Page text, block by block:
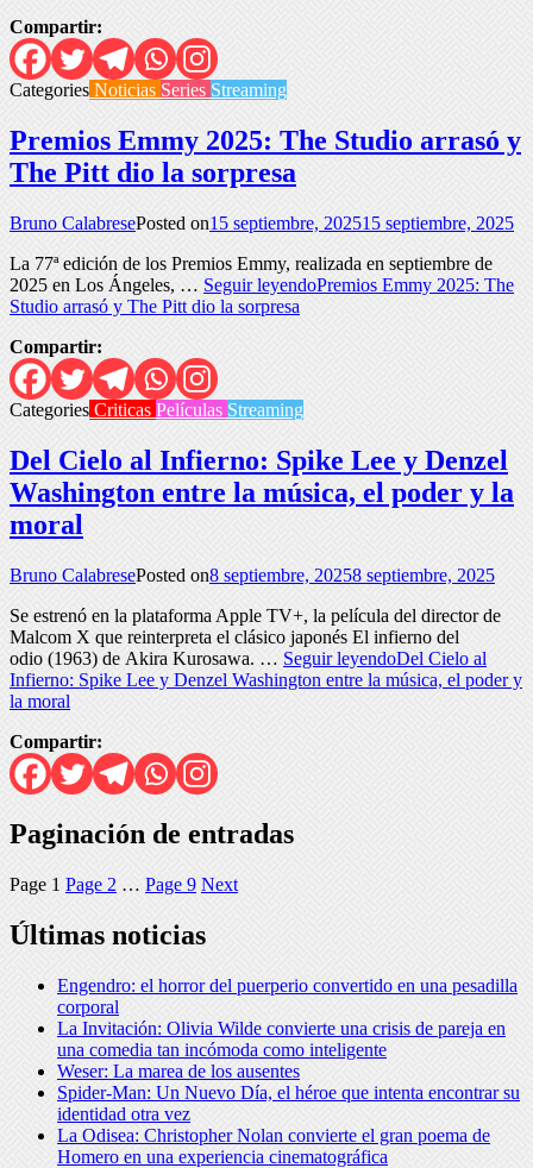
Compartir:
Categories Noticias Series Streaming
Premios Emmy 2025: The Studio arrasó y
The Pitt dio la sorpresa
Bruno CalabresePosted on15 septiembre, 202515 septiembre, 2025
La 77ª edición de los Premios Emmy, realizada en septiembre de
2025 en Los Ángeles, … Seguir leyendoPremios Emmy 2025: The
Studio arrasó y The Pitt dio la sorpresa
Compartir:
Categories Criticas Películas Streaming
Del Cielo al Infierno: Spike Lee y Denzel
Washington entre la música, el poder y la
moral
Bruno CalabresePosted on8 septiembre, 20258 septiembre, 2025
Se estrenó en la plataforma Apple TV+, la película del director de
Malcom X que reinterpreta el clásico japonés El infierno del
odio (1963) de Akira Kurosawa. … Seguir leyendoDel Cielo al
Infierno: Spike Lee y Denzel Washington entre la música, el poder y
la moral
Compartir:
Paginación de entradas
Page 1 Page 2 … Page 9 Next
Últimas noticias
Engendro: el horror del puerperio convertido en una pesadilla
corporal
La Invitación: Olivia Wilde convierte una crisis de pareja en
una comedia tan incómoda como inteligente
Weser: La marea de los ausentes
Spider-Man: Un Nuevo Día, el héroe que intenta encontrar su
identidad otra vez
La Odisea: Christopher Nolan convierte el gran poema de
Homero en una experiencia cinematográfica